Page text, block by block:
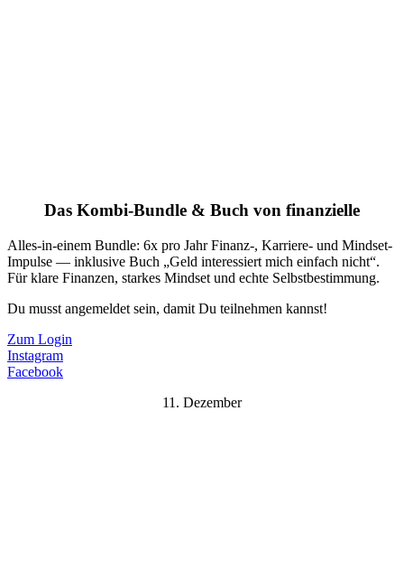
Das Kombi-Bundle & Buch von finanzielle
Alles-in-einem Bundle: 6x pro Jahr Finanz-, Karriere- und Mindset-
Impulse — inklusive Buch „Geld interessiert mich einfach nicht“.
Für klare Finanzen, starkes Mindset und echte Selbstbestimmung.
Du musst angemeldet sein, damit Du teilnehmen kannst!
Zum Login
Instagram
Facebook
11. Dezember